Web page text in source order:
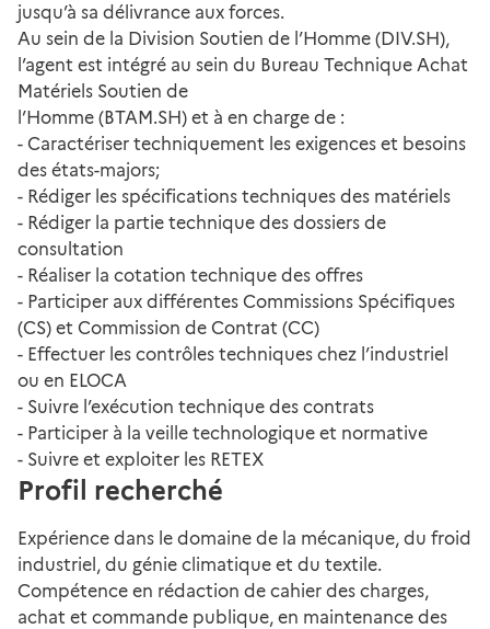
jusqu’à sa délivrance aux forces.
Au sein de la Division Soutien de l’Homme (DIV.SH),
l’agent est intégré au sein du Bureau Technique Achat
Matériels Soutien de
l’Homme (BTAM.SH) et à en charge de :
- Caractériser techniquement les exigences et besoins
des états-majors;
- Rédiger les spécifications techniques des matériels
- Rédiger la partie technique des dossiers de
consultation
- Réaliser la cotation technique des offres
- Participer aux différentes Commissions Spécifiques
(CS) et Commission de Contrat (CC)
- Effectuer les contrôles techniques chez l’industriel
ou en ELOCA
- Suivre l’exécution technique des contrats
- Participer à la veille technologique et normative
- Suivre et exploiter les RETEX
Profil recherché
Expérience dans le domaine de la mécanique, du froid
industriel, du génie climatique et du textile.
Compétence en rédaction de cahier des charges,
achat et commande publique, en maintenance des